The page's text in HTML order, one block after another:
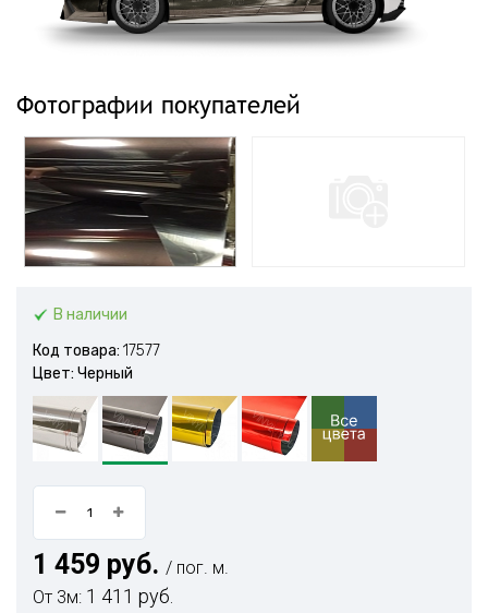
Фотографии покупателей
В наличии
Код товара: 17577
Цвет: Черный
1 459 руб. / пог. м.
От 3м: 1 411 руб.